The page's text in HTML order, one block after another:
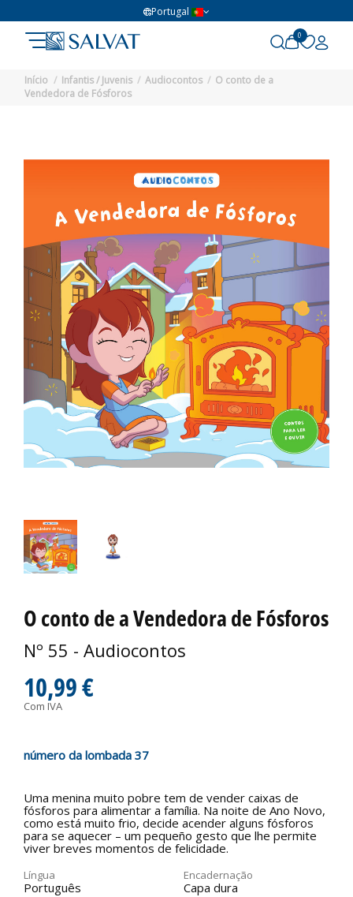
Portugal
0
Início Infantis / Juvenis Audiocontos
O conto de a
Vendedora de Fósforos
O conto de a Vendedora de Fósforos
Nº 55 - Audiocontos
10,99 €
Com IVA
número da lombada 37
Uma menina muito pobre tem de vender caixas de
fósforos para alimentar a família. Na noite de Ano Novo,
como está muito frio, decide acender alguns fósforos
para se aquecer – um pequeño gesto que lhe permite
viver breves momentos de felicidade.
Língua
Português
Encadernação
Capa dura